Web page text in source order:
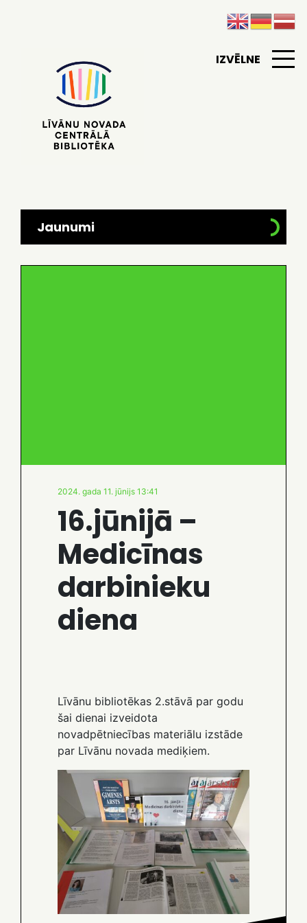
IZVĒLNE
Jaunumi
2024. gada 11. jūnijs 13:41
16.jūnijā –
Medicīnas
darbinieku
diena
Līvānu bibliotēkas 2.stāvā par godu
šai dienai izveidota
novadpētniecības materiālu izstāde
par Līvānu novada mediķiem.